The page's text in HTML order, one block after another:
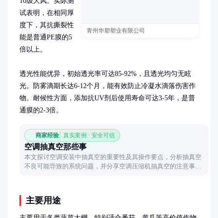
青州华塑塑业有限公司
试表明，在相同厚
度下，其抗撕裂性
能是普通PE膜的5
倍以上。
透光性能优异，初始透光率可达85-92%，且透光均匀无眩
光。防雾滴期长达6-12个月，能有效防止冷凝水滴落伤害作
物。耐候性方面，添加抗UV剂后使用寿命可达3-5年，是普
通膜的2-3倍。
商家经验 真实案例 · 安全可信
空调抽真空那些事
本文探讨空调安装中抽真空的重要性及其操作要点，分析抽真空
不良可能导致的系统问题，并分享空调压缩机抽真空的注意事
主要用途